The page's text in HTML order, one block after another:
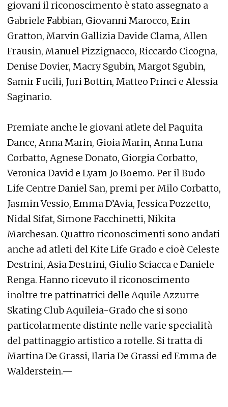
giovani il riconoscimento è stato assegnato a
Gabriele Fabbian, Giovanni Marocco, Erin
Gratton, Marvin Gallizia Davide Clama, Allen
Frausin, Manuel Pizzignacco, Riccardo Cicogna,
Denise Dovier, Macry Sgubin, Margot Sgubin,
Samir Fucili, Juri Bottin, Matteo Princi e Alessia
Saginario.
Premiate anche le giovani atlete del Paquita
Dance, Anna Marin, Gioia Marin, Anna Luna
Corbatto, Agnese Donato, Giorgia Corbatto,
Veronica David e Lyam Jo Boemo. Per il Budo
Life Centre Daniel San, premi per Milo Corbatto,
Jasmin Vessio, Emma D’Avia, Jessica Pozzetto,
Nidal Sifat, Simone Facchinetti, Nikita
Marchesan. Quattro riconoscimenti sono andati
anche ad atleti del Kite Life Grado e cioè Celeste
Destrini, Asia Destrini, Giulio Sciacca e Daniele
Renga. Hanno ricevuto il riconoscimento
inoltre tre pattinatrici delle Aquile Azzurre
Skating Club Aquileia-Grado che si sono
particolarmente distinte nelle varie specialità
del pattinaggio artistico a rotelle. Si tratta di
Martina De Grassi, Ilaria De Grassi ed Emma de
Walderstein.—